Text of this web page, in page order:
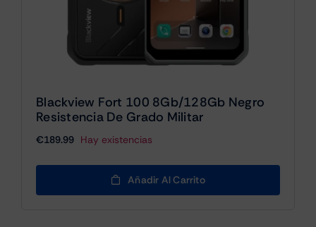
Blackview Fort 100 8Gb/128Gb Negro
Resistencia De Grado Militar
€189.99 Hay existencias
Añadir Al Carrito